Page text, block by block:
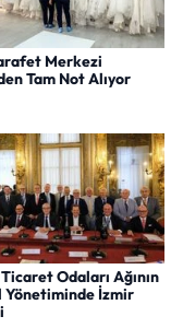
Merkezi
Tam Not Alıyor
Odaları Ağının
Yönetiminde İzmir